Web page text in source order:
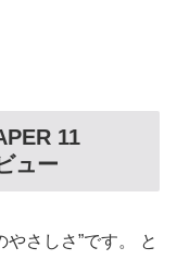
11
ュー
さしさ”です。 と